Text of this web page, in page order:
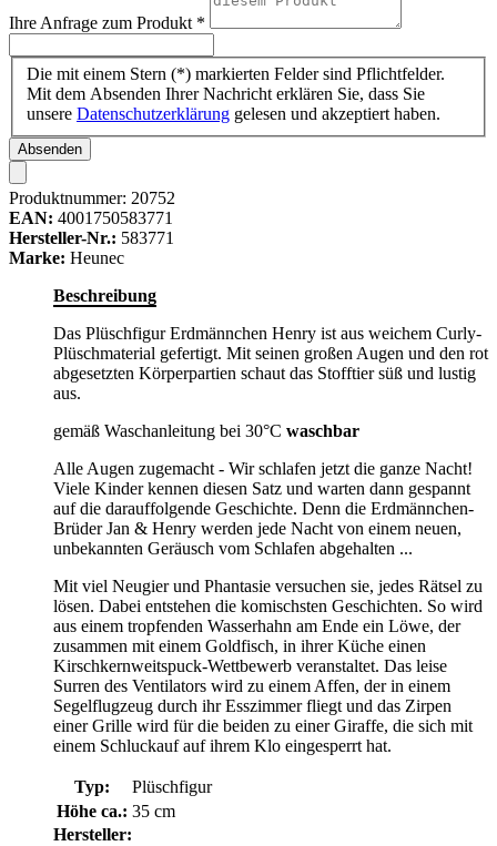
Ihre Anfrage zum Produkt *
Die mit einem Stern (*) markierten Felder sind Pflichtfelder.
Mit dem Absenden Ihrer Nachricht erklären Sie, dass Sie
unsere Datenschutzerklärung gelesen und akzeptiert haben.
Absenden
Produktnummer: 20752
EAN: 4001750583771
Hersteller-Nr.: 583771
Marke: Heunec
Beschreibung
Das Plüschfigur Erdmännchen Henry ist aus weichem Curly-
Plüschmaterial gefertigt. Mit seinen großen Augen und den rot
abgesetzten Körperpartien schaut das Stofftier süß und lustig
aus.
gemäß Waschanleitung bei 30°C waschbar
Alle Augen zugemacht - Wir schlafen jetzt die ganze Nacht!
Viele Kinder kennen diesen Satz und warten dann gespannt
auf die darauffolgende Geschichte. Denn die Erdmännchen-
Brüder Jan & Henry werden jede Nacht von einem neuen,
unbekannten Geräusch vom Schlafen abgehalten ...
Mit viel Neugier und Phantasie versuchen sie, jedes Rätsel zu
lösen. Dabei entstehen die komischsten Geschichten. So wird
aus einem tropfenden Wasserhahn am Ende ein Löwe, der
zusammen mit einem Goldfisch, in ihrer Küche einen
Kirschkernweitspuck-Wettbewerb veranstaltet. Das leise
Surren des Ventilators wird zu einem Affen, der in einem
Segelflugzeug durch ihr Esszimmer fliegt und das Zirpen
einer Grille wird für die beiden zu einer Giraffe, die sich mit
einem Schluckauf auf ihrem Klo eingesperrt hat.
Typ:
Plüschfigur
Höhe ca.: 35 cm
Hersteller: